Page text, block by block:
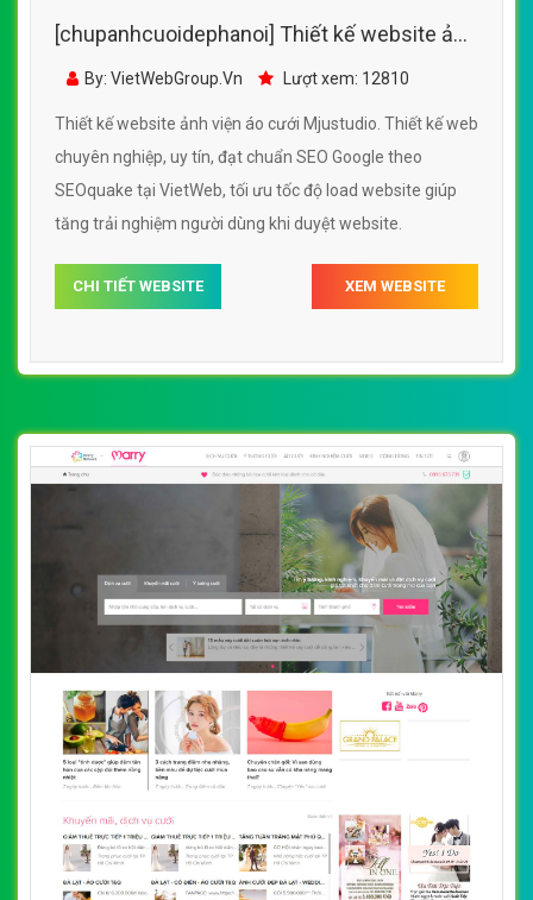
[chupanhcuoidephanoi] Thiết kế website ảnh
viện áo cưới Mjustudio đẹp SEO tốt
By: VietWebGroup.Vn Lượt xem: 12810
Thiết kế website ảnh viện áo cưới Mjustudio. Thiết kế web
chuyên nghiệp, uy tín, đạt chuẩn SEO Google theo
SEOquake tại VietWeb, tối ưu tốc độ load website giúp
tăng trải nghiệm người dùng khi duyệt website.
CHI TIẾT WEBSITE XEM WEBSITE